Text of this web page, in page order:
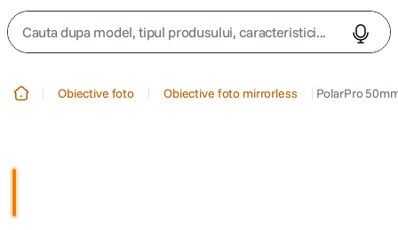
Cauta dupa model, tipul produsului, caracteristici...
Obiective foto Obiective foto mirrorless PolarPro